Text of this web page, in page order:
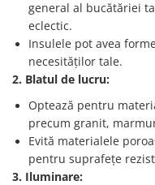
general al bucătăriei
eclectic.
Insulele pot avea
necesităților tale.
2. Blatul de lucru:
Optează pentru
precum granit,
Evită materialele
pentru suprafețe
3. Iluminare: